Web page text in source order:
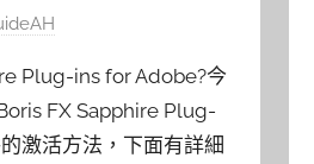
Plug-ins for Adobe?今
FX Sapphire Plug-
激活方法，下面有詳細